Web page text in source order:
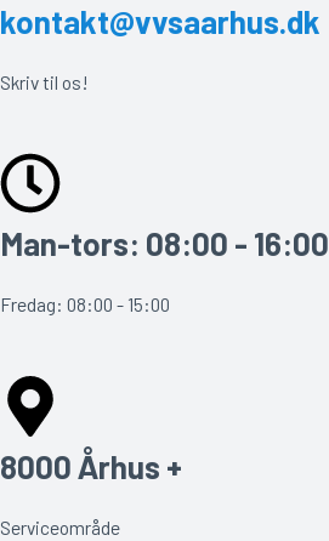
kontakt@vvsaarhus.dk
Skriv til os!
Man-tors: 08:00 - 16:00
Fredag: 08:00 - 15:00
8000 Århus +
Serviceområde